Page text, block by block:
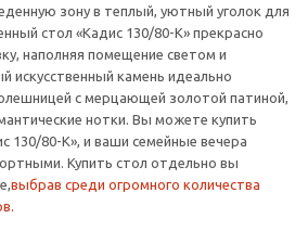
зону в теплый, уютный уголок для
стол «Кадис 130/80-К» прекрасно
наполняя помещение светом и
искусственный камень идеально
с мерцающей золотой патиной,
нотки. Вы можете купить
130/80-К», и ваши семейные вечера
Купить стол отдельно вы
выбрав среди огромного количества